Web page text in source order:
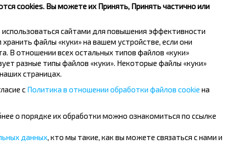
Вильнюс - Минск
Полоцк - Рига
Москва - Барановичи
Брест - Люблин
cookies. Вы можете их Принять, Принять частично или
сайтами для повышения эффективности
файлы «куки» на вашем устройстве, если они
В отношении всех остальных типов файлов «куки»
разные типы файлов «куки». Некоторые файлы «куки»
страницах.
с Политика в отношении обработки файлов cookie на
о порядке их обработки можно ознакомиться по ссылке
данных , кто мы такие, как вы можете связаться с нами и